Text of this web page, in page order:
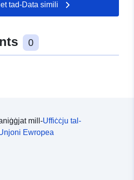
tad-Data simili
0
mill-Uffiċċju tal-
Ewropea